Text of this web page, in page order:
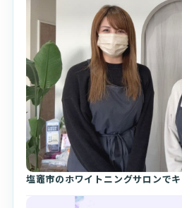
塩竈市のホワイトニングサロンで